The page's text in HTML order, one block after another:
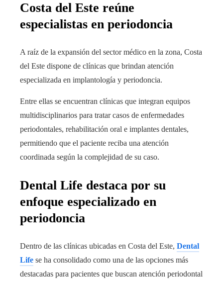
Costa del Este reúne
especialistas en periodoncia
A raíz de la expansión del sector médico en la zona, Costa
del Este dispone de clínicas que brindan atención
especializada en implantología y periodoncia.
Entre ellas se encuentran clínicas que integran equipos
multidisciplinarios para tratar casos de enfermedades
periodontales, rehabilitación oral e implantes dentales,
permitiendo que el paciente reciba una atención
coordinada según la complejidad de su caso.
Dental Life destaca por su
enfoque especializado en
periodoncia
Dentro de las clínicas ubicadas en Costa del Este, Dental
Life se ha consolidado como una de las opciones más
destacadas para pacientes que buscan atención periodontal